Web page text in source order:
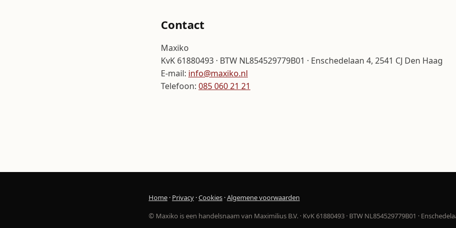
Contact
Maxiko
KvK 61880493 · BTW NL854529779B01 · Enschedelaan 4, 2541 CJ Den Haag
E-mail: info@maxiko.nl
Telefoon: 085 060 21 21
Home · Privacy ·Cookies ·Algemene voorwaarden
© Maxiko is een handelsnaam van Maximilius B.V. · KvK 61880493 · BTW NL854529779B01 ·